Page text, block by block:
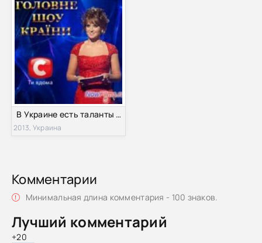
В Украине есть таланты - 5 / Україна має талант - 5 (2013)
2013, Украина
Комментарии
Минимальная длина комментария - 100 знаков.
Лучший комментарий
+20